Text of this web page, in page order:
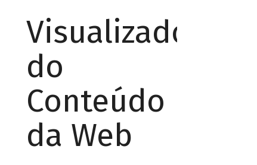
Visualizador
do
Conteúdo
da Web